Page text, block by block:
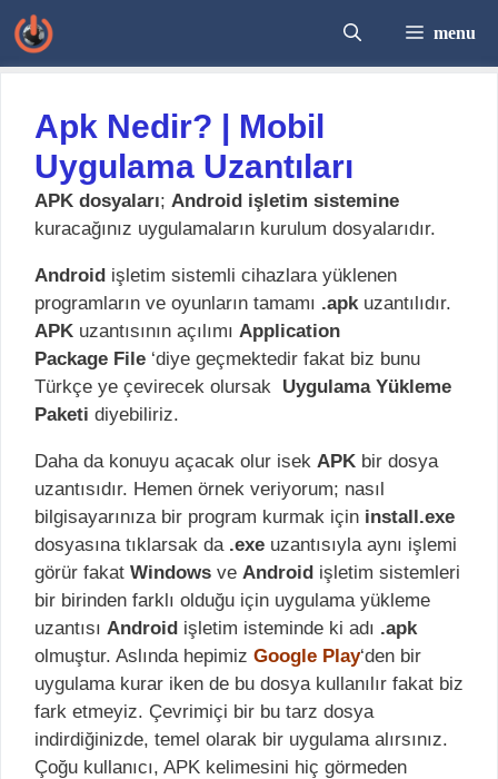
İçeriğe
atla
menu
Apk Nedir? | Mobil
Uygulama Uzantıları
APK dosyaları; Android işletim sistemine
kuracağınız uygulamaların kurulum dosyalarıdır.
Android işletim sistemli cihazlara yüklenen
programların ve oyunların tamamı .apkuzantılıdır.
APK uzantısının açılımı Application
Package File ‘diye geçmektedir fakat biz bunu
Türkçe ye çevirecek olursak Uygulama Yükleme
Paketi diyebiliriz.
Daha da konuyu açacak olur isek APK bir dosya
uzantısıdır. Hemen örnek veriyorum; nasıl
bilgisayarınıza bir program kurmak için install.exe
dosyasına tıklarsak da .exe uzantısıyla aynı işlemi
görür fakat Windows ve Android işletim sistemleri
bir birinden farklı olduğu için uygulama yükleme
uzantısı Android işletim isteminde ki adı .apk
olmuştur. Aslında hepimiz Google Play‘den bir
uygulama kurar iken de bu dosya kullanılır fakat biz
fark etmeyiz. Çevrimiçi bir bu tarz dosya
indirdiğinizde, temel olarak bir uygulama alırsınız.
Çoğu kullanıcı, APK kelimesini hiç görmeden